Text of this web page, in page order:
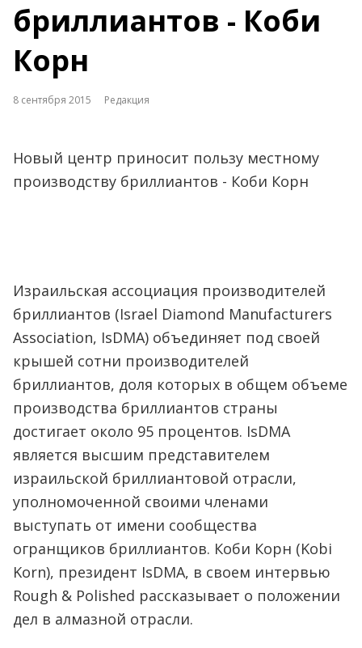
бриллиантов - Коби
Корн
8 сентября 2015 Редакция
Новый центр приносит пользу местному
производству бриллиантов - Коби Корн
Израильская ассоциация производителей
бриллиантов (Israel Diamond Manufacturers
Association, IsDMA) объединяет под своей
крышей сотни производителей
бриллиантов, доля которых в общем объеме
производства бриллиантов страны
достигает около 95 процентов. IsDMA
является высшим представителем
израильской бриллиантовой отрасли,
уполномоченной своими членами
выступать от имени сообщества
огранщиков бриллиантов. Коби Корн (Kobi
Korn), президент IsDMA, в своем интервью
Rough & Polished рассказывает о положении
дел в алмазной отрасли.